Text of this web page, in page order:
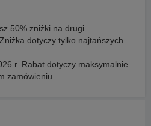
50% zniżki na drugi
dotyczy tylko najtańszych
r. Rabat dotyczy maksymalnie
zamówieniu.